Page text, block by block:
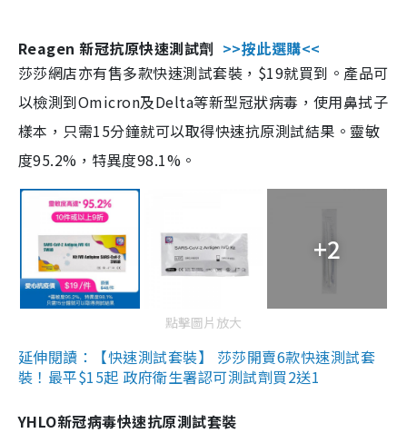
Reagen 新冠抗原快速測試劑 >>按此選購<<
莎莎網店亦有售多款快速測試套裝，$19就買到。產品可
以檢測到Omicron及Delta等新型冠狀病毒，使用鼻拭子
樣本，只需15分鐘就可以取得快速抗原測試結果。靈敏
度95.2%，特異度98.1%。
+2
點擊圖片放大
延伸閱讀：【快速測試套裝】 莎莎開賣6款快速測試套
裝！最平$15起 政府衛生署認可測試劑買2送1
YHLO新冠病毒快速抗原測試套裝